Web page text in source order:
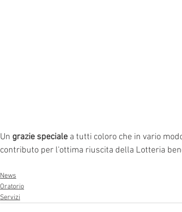
Un grazie speciale a tutti coloro che in vario
contributo per l'ottima riuscita della Lotteria
News
Oratorio
Servizi